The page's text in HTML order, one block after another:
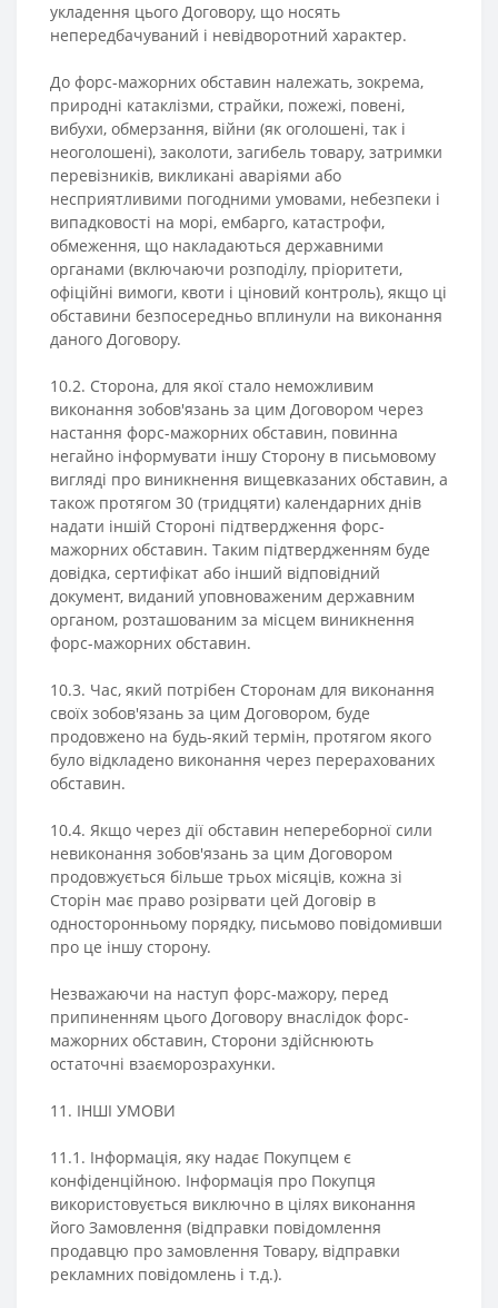
укладення цього Договору, що носять
непередбачуваний і невідворотний характер.
До форс-мажорних обставин належать, зокрема,
природні катаклізми, страйки, пожежі, повені,
вибухи, обмерзання, війни (як оголошені, так і
неоголошені), заколоти, загибель товару, затримки
перевізників, викликані аваріями або
несприятливими погодними умовами, небезпеки і
випадковості на морі, ембарго, катастрофи,
обмеження, що накладаються державними
органами (включаючи розподілу, пріоритети,
офіційні вимоги, квоти і ціновий контроль), якщо ці
обставини безпосередньо вплинули на виконання
даного Договору.
10.2. Сторона, для якої стало неможливим
виконання зобов'язань за цим Договором через
настання форс-мажорних обставин, повинна
негайно інформувати іншу Сторону в письмовому
вигляді про виникнення вищевказаних обставин, а
також протягом 30 (тридцяти) календарних днів
надати іншій Стороні підтвердження форс-
мажорних обставин. Таким підтвердженням буде
довідка, сертифікат або інший відповідний
документ, виданий уповноваженим державним
органом, розташованим за місцем виникнення
форс-мажорних обставин.
10.3. Час, який потрібен Сторонам для виконання
своїх зобов'язань за цим Договором, буде
продовжено на будь-який термін, протягом якого
було відкладено виконання через перерахованих
обставин.
10.4. Якщо через дії обставин непереборної сили
невиконання зобов'язань за цим Договором
продовжується більше трьох місяців, кожна зі
Сторін має право розірвати цей Договір в
односторонньому порядку, письмово повідомивши
про це іншу сторону.
Незважаючи на наступ форс-мажору, перед
припиненням цього Договору внаслідок форс-
мажорних обставин, Сторони здійснюють
остаточні взаєморозрахунки.
11. ІНШІ УМОВИ
11.1. Інформація, яку надає Покупцем є
конфіденційною. Інформація про Покупця
використовується виключно в цілях виконання
його Замовлення (відправки повідомлення
продавцю про замовлення Товару, відправки
рекламних повідомлень і т.д.).